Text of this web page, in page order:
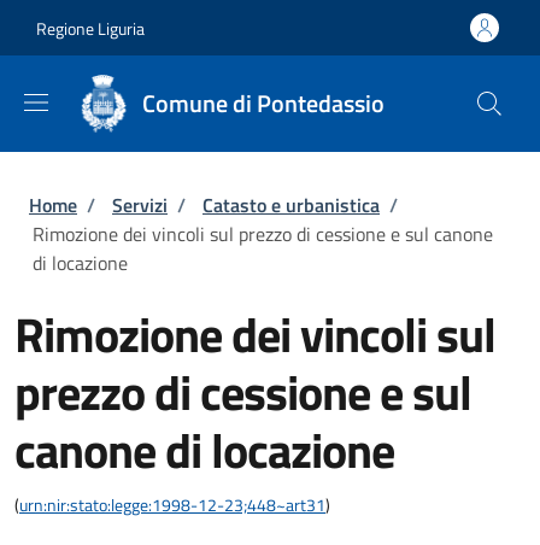
Regione Liguria
Comune di Pontedassio
Briciole di pane
Home / Servizi / Catasto e urbanistica /
Rimozione dei vincoli sul prezzo di cessione e sul canone
di locazione
Rimozione dei vincoli sul
prezzo di cessione e sul
canone di locazione
(urn:nir:stato:legge:1998-12-23;448~art31)